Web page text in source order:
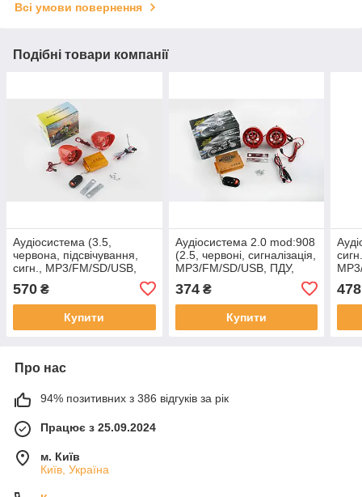
Всі умови повернення
Подібні товари компанії
Аудіосистема (3.5,
червона, підсвічування,
сигн., МР3/FM/SD/USB,
BEST CHOICE(mod.2),
MC-A-987
570 ₴
Купити
Аудіосистема 2.0 mod:908
(2.5, червоні, сигналізація,
МР3/FM/SD/USB, ПДУ,
556
374₴
Купити
478
Про нас
94% позитивних з 386 відгуків за рік
Працює з 25.09.2024
м. Київ
Київ, Україна